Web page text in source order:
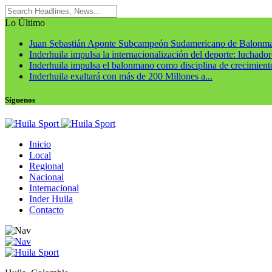
Lo Último
Juan Sebastián Aponte Subcampeón Sudamericano de
Inderhuila impulsa la internacionalización del deporte:
Inderhuila impulsa el balonmano como disciplina de
Inderhuila exaltará con más de 200 Millones a...
Síguenos
Inicio
Local
Regional
Nacional
Internacional
Inder Huila
Contacto